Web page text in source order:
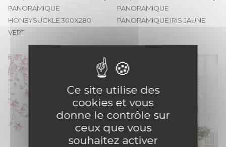
PANORAMIQUE
HONEYSUCKLE 300X280
VERT
PANORAMIQUE
PANORAMIQUE IRIS JAUNE
Ce site utilise des
cookies et vous
donne le contrôle sur
ceux que vous
souhaitez activer